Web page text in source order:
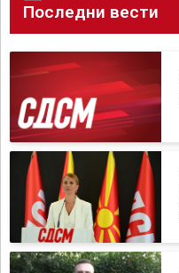
Последни вести